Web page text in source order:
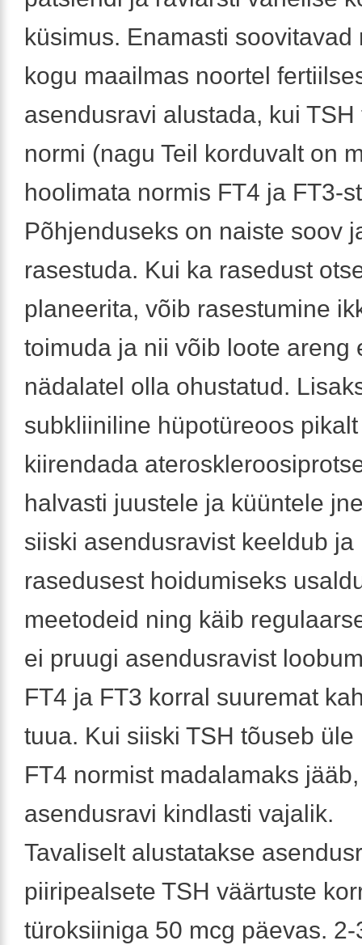
küsimus. Enamasti soovitavad
kogu maailmas noortel
asendusravi alustada, kui
normi (nagu Teil korduvalt on
hoolimata normis FT4 ja FT3-
Põhjenduseks on naiste soov
rasestuda. Kui ka rasedust
planeerita, võib rasestumine
toimuda ja nii võib loote areng
nädalatel olla ohustatud.
subkliiniline hüpotüreoos
kiirendada
halvasti juustele ja küüntele
siiski asendusravist keeldub ja
rasedusest hoidumiseks
meetodeid ning käib
ei pruugi asendusravist
FT4 ja FT3 korral suuremat
tuua. Kui siiski TSH tõuseb üle
FT4 normist madalamaks
asendusravi kindlasti vajalik.
Tavaliselt alustatakse
piiripealsete TSH väärtuste
türoksiiniga 50 mcg päevas. 2-